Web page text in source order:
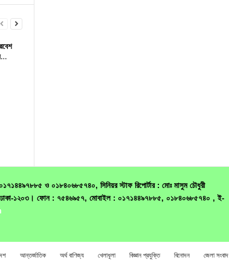
ও ০১৮৪০৬৮৫৭৪০, সিনিয়র স্টাফ রিপোর্টার : মোঃ মাসুম চৌধুরী
ঢাকা-১২০৩। ফোন : ৭৫৪৬৯৫৭, মোবাইল : ০১৭১৪৪৯৭৮৮৫, ০১৮৪০৬৮৫৭৪০ , ই-
আন্তর্জাতিক অর্থ বাণিজ্য খেলাধূলা বিজ্ঞান প্রযুক্তি বিনোদন জেলা সংবাদ